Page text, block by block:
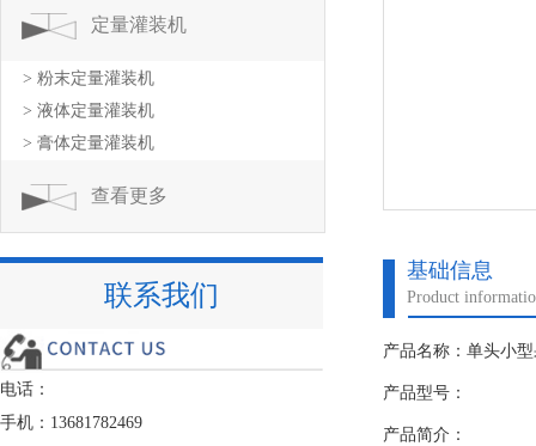
基础信息
Product
产品名称：单头小
产品型号：
产品简介：
定量灌装机
> 粉末定量灌装机
> 液体定量灌装机
> 膏体定量灌装机
查看更多
联系我们
电话：
手机：13681782469